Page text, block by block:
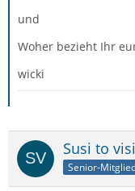
und
Woher bezieht Ihr
wicki
Susi to
Senior-